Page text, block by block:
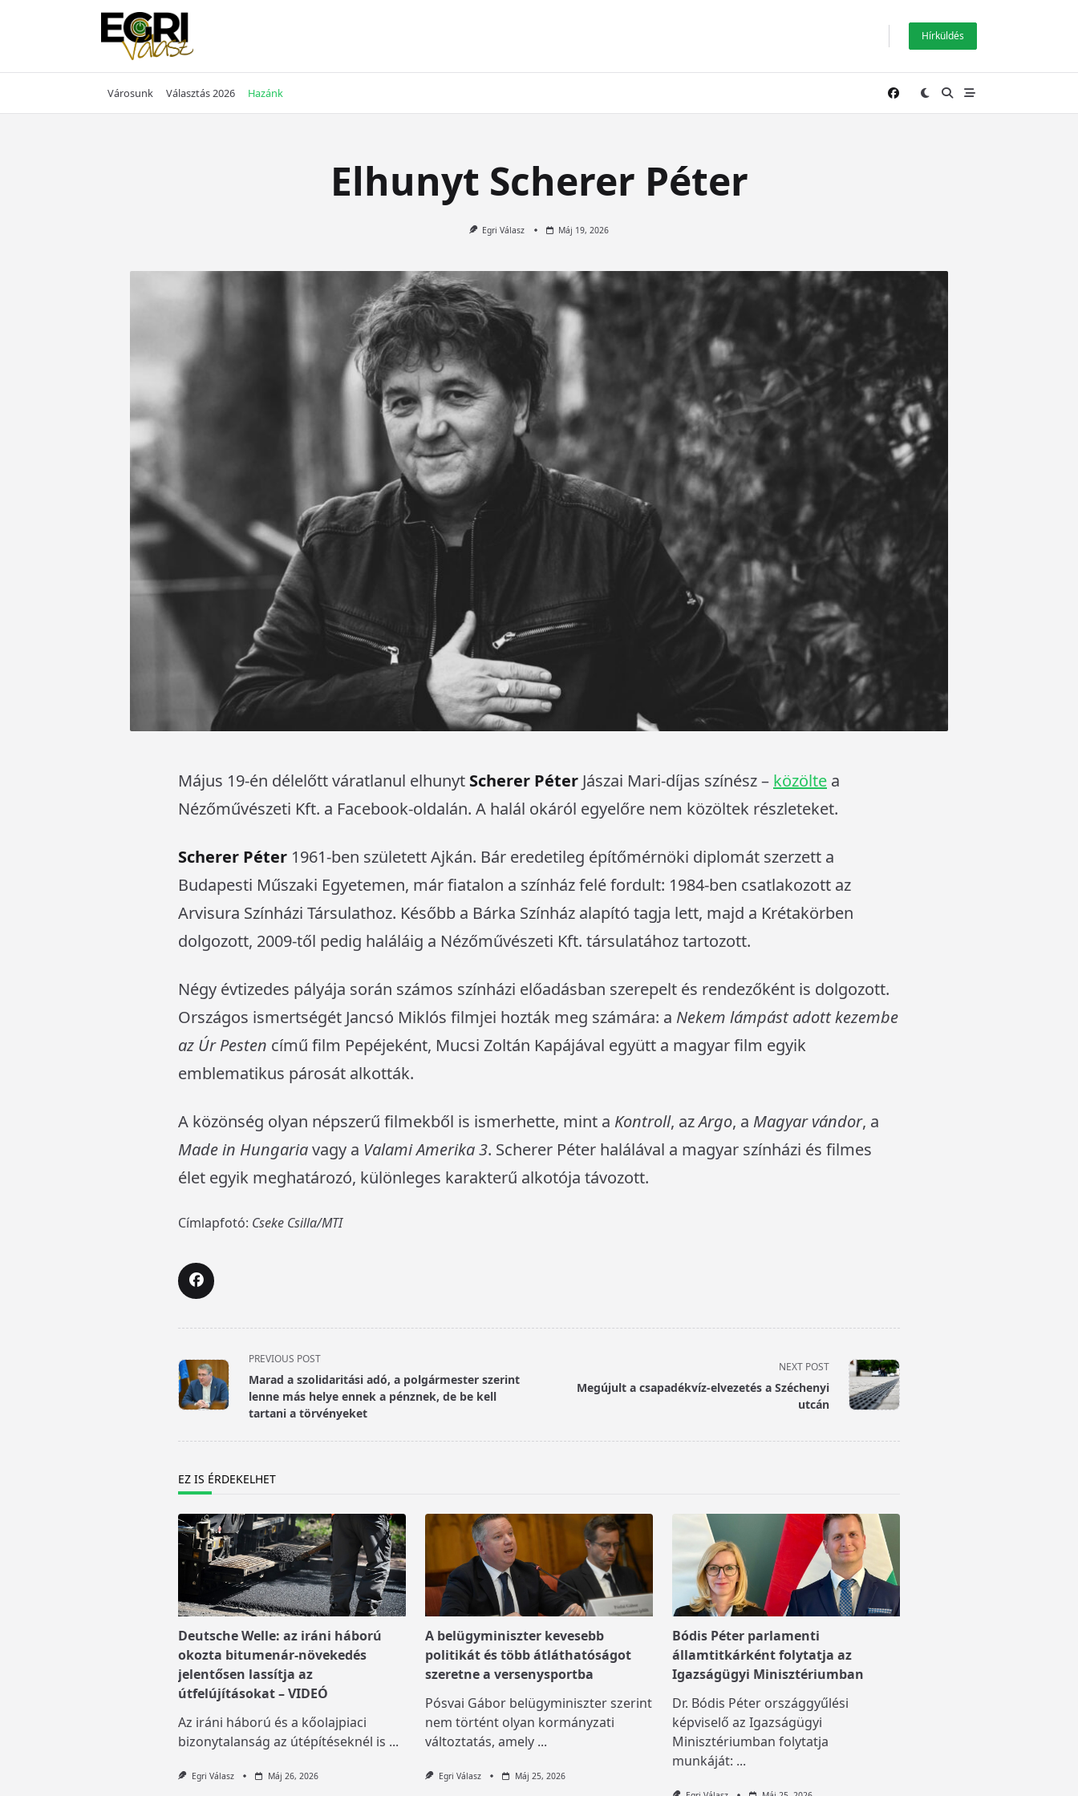
Hírküldés
Városunk Választás 2026 Hazánk
Elhunyt Scherer Péter
Egri Válasz Máj 19, 2026
Május 19-én délelőtt váratlanul elhunyt Scherer Péter Jászai Mari-díjas színész – közölte a
Nézőművészeti Kft. a Facebook-oldalán. A halál okáról egyelőre nem közöltek részleteket.
Scherer Péter 1961-ben született Ajkán. Bár eredetileg építőmérnöki diplomát szerzett a
Budapesti Műszaki Egyetemen, már fiatalon a színház felé fordult: 1984-ben csatlakozott az
Arvisura Színházi Társulathoz. Később a Bárka Színház alapító tagja lett, majd a Krétakörben
dolgozott, 2009-től pedig haláláig a Nézőművészeti Kft. társulatához tartozott.
Négy évtizedes pályája során számos színházi előadásban szerepelt és rendezőként is dolgozott.
Országos ismertségét Jancsó Miklós filmjei hozták meg számára: a Nekem lámpást adott kezembe
az Úr Pesten című film Pepéjeként, Mucsi Zoltán Kapájával együtt a magyar film egyik
emblematikus párosát alkották.
A közönség olyan népszerű filmekből is ismerhette, mint a Kontroll, azArgo, a Magyar vándor, a
Made in Hungariavagy a Valami Amerika 3. Scherer Péter halálával a magyar színházi és filmes
élet egyik meghatározó, különleges karakterű alkotója távozott.
Címlapfotó: Cseke Csilla/MTI
<span
class="nav-
subtitle
screen-
PREVIOUS POST
Marad a szolidaritási adó, a polgármester szerint
lenne más helye ennek a pénznek, de be kell
tartani a törvényeket
NEXT POST
Megújult a csapadékvíz-elvezetés a Széchenyi
utcán
EZ IS ÉRDEKELHET
Deutsche Welle: az iráni háború
okozta bitumenár-növekedés
jelentősen lassítja az
útfelújításokat – VIDEÓ
Az iráni háború és a kőolajpiaci
bizonytalanság az útépítéseknél is ...
Egri Válasz Máj 26, 2026
A belügyminiszter kevesebb
politikát és több átláthatóságot
szeretne a versenysportba
Pósvai Gábor belügyminiszter szerint
nem történt olyan kormányzati
változtatás, amely ...
Egri Válasz Máj 25, 2026
Bódis Péter parlamenti
államtitkárként folytatja az
Igazságügyi Minisztériumban
Dr. Bódis Péter országgyűlési
képviselő az Igazságügyi
Minisztériumban folytatja
munkáját: ...